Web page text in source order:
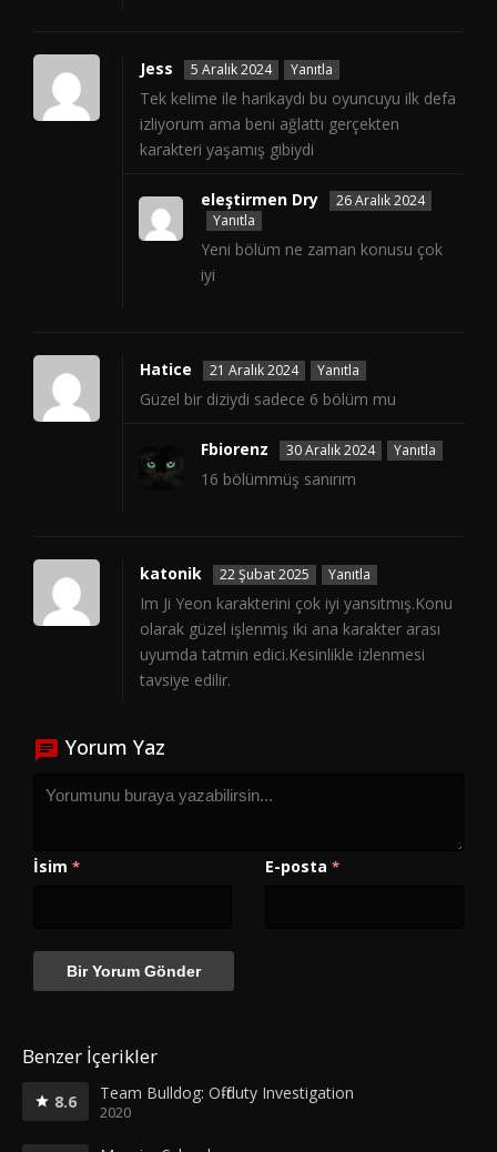
Jess 5 Aralık 2024 Yanıtla
Tek kelime ile harikaydı bu oyuncuyu ilk defa
izliyorum ama beni ağlattı gerçekten
karakteri yaşamış gibiydi
eleştirmen Dry
26 Aralık 2024
Yanıtla
Yeni bölüm ne zaman konusu çok
iyi
Hatice 21 Aralık 2024 Yanıtla
Güzel bir diziydi sadece 6 bölüm mu
Fbiorenz 30 Aralık 2024 Yanıtla
16 bölümmüş sanırım
katonik 22 Şubat 2025 Yanıtla
Im Ji Yeon karakterini çok iyi yansıtmış.Konu
olarak güzel işlenmiş iki ana karakter arası
uyumda tatmin edici.Kesinlikle izlenmesi
tavsiye edilir.
Yorum Yaz
İsim * E-posta *
Benzer İçerikler
8.6 Team Bulldog: Off-duty Investigation
2020